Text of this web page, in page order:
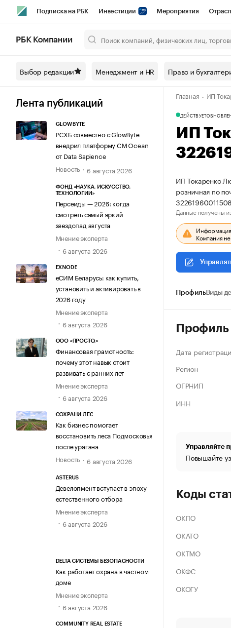
Подписка на РБК Инвестиции Мероприятия
Спецпроекты СПб Конференции СПб Спецпроекты
Технологии и медиа Рынок наличной валюты
РБК Компании
Выбор редакции Менеджмент и HR Право и
Лента публикаций
GLOWBYTE
РСХБ совместно с GlowByte
внедрил платформу CM Ocean
от Data Sapience
Новость
6 августа 2026
ФОНД «НАУКА. ИСКУССТВО.
ТЕХНОЛОГИИ»
Персеиды — 2026: когда
смотреть самый яркий
звездопад августа
Мнение эксперта
6 августа 2026
EXNODE
еСИМ Беларусь: как купить,
установить и активировать в
2026 году
Мнение эксперта
6 августа 2026
ООО «ПРОСТО.»
Финансовая грамотность:
почему этот навык стоит
развивать с ранних лет
Мнение эксперта
6 августа 2026
СОХРАНИ ЛЕС
Как бизнес помогает
восстановить леса Подмосковья
после урагана
Новость
6 августа 2026
ASTERUS
Девелопмент вступает в эпоху
естественного отбора
Мнение эксперта
6 августа 2026
DELTA СИСТЕМЫ БЕЗОПАСНОСТИ
Как работает охрана в частном
доме
Мнение эксперта
6 августа 2026
COMMUNITY REAL ESTATE
Главная ИП
ДЕЙСТВУЕТ
ИП
ИП Токаренко
розничная по
Данные получены
Компания
ПрофильВиды
Профиль
Дата
Регион
ОГРНИП
ИНН
Управляйте
Повышайте
Коды
ОКПО
ОКАТО
ОКТМО
ОКФС
ОКОГУ